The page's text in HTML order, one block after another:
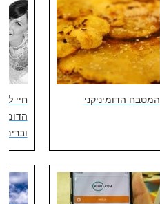
המטבח הדומיניקני
חיי
וברים